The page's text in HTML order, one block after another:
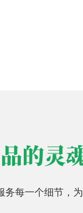
的灵
务每一个细节，